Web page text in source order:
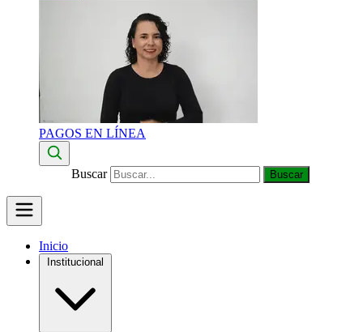
PAGOS EN LÍNEA
Buscar Buscar
Inicio
Institucional